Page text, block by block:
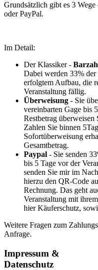
Grundsätzlich gibt es 3
oder PayPal.
Im Detail:
Der Klassiker -
Dabei werden 33%
erfolgtem Aufbau, die
Veranstaltung fällig.
Überweisung - Sie
vereinbarten Gage bis
Restbetrag
Zahlen Sie binnen
Sofortüberweisung
Gesamtbetrag.
Paypal - Sie senden
bis 5 Tage vor der
senden Sie mir im
hierzu den QR-Code
Rechnung. Das geht
Veranstaltung mit
hier Käuferschutz,
Weitere Fragen zum
Anfrage.
Impressum &
Datenschutz